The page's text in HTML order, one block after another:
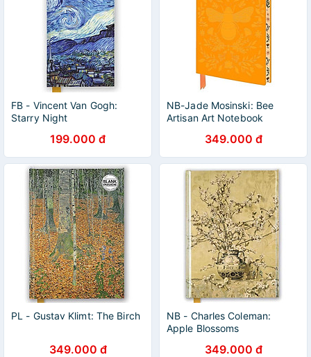
FB - Vincent Van Gogh:
Starry Night
199.000 đ
NB-Jade Mosinski: Bee
Artisan Art Notebook
349.000 đ
PL - Gustav Klimt: The Birch
349.000 đ
NB - Charles Coleman:
Apple Blossoms
349.000 đ